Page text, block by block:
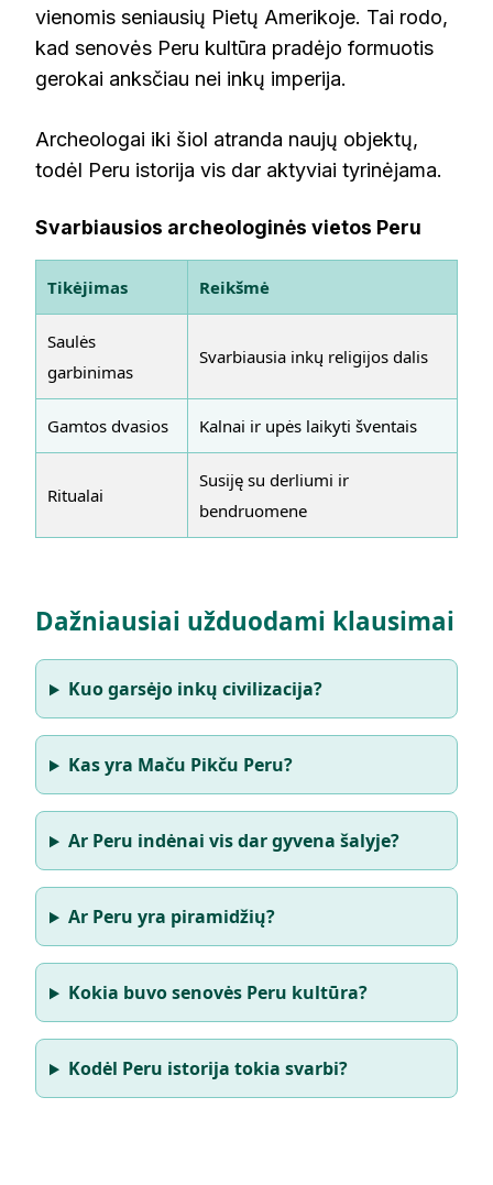
vienomis seniausių Pietų Amerikoje. Tai rodo,
kad senovės Peru kultūra pradėjo formuotis
gerokai anksčiau nei inkų imperija.
Archeologai iki šiol atranda naujų objektų,
todėl Peru istorija vis dar aktyviai tyrinėjama.
Svarbiausios archeologinės vietos Peru
Tikėjimas Reikšmė
Saulės
garbinimas
Svarbiausia inkų religijos dalis
Gamtos dvasios Kalnai ir upės laikyti šventais
Ritualai
Susiję su derliumi ir
bendruomene
Dažniausiai užduodami klausimai
Kuo garsėjo inkų civilizacija?
Kas yra Maču Pikču Peru?
Ar Peru indėnai vis dar gyvena šalyje?
Ar Peru yra piramidžių?
Kokia buvo senovės Peru kultūra?
Kodėl Peru istorija tokia svarbi?